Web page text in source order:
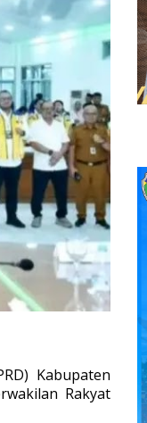
Kabupaten
Rakyat